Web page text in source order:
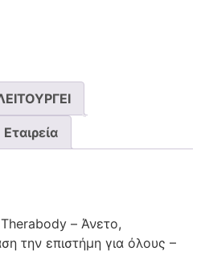
Εταιρεία
– Άνετο,
την επιστήμη για όλους –